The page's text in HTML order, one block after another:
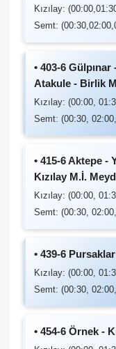
Kızılay:
Semt:
• 403-6
Atakule - Birlik
Kızılay: (00:00,
Semt: (00:30,
• 415-6 Aktepe -
Kızılay M.İ.
Kızılay: (00:00,
Semt: (00:30,
• 439-6
Kızılay: (00:00,
Semt: (00:30,
• 454-6 Örnek -